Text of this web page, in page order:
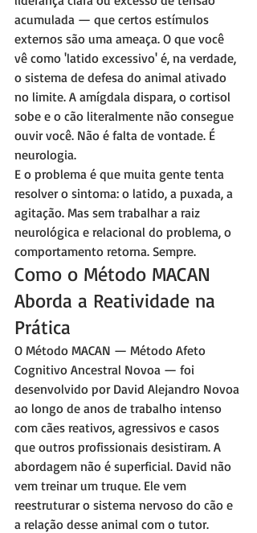
acumulada — que certos estímulos
externos são uma ameaça. O que você
vê como 'latido excessivo' é, na verdade,
o sistema de defesa do animal ativado
no limite. A amígdala dispara, o cortisol
sobe e o cão literalmente não consegue
ouvir você. Não é falta de vontade. É
neurologia.
E o problema é que muita gente tenta
resolver o sintoma: o latido, a puxada, a
agitação. Mas sem trabalhar a raiz
neurológica e relacional do problema, o
comportamento retorna. Sempre.
Como o Método MACAN
Aborda a Reatividade na
Prática
O Método MACAN — Método Afeto
Cognitivo Ancestral Novoa — foi
desenvolvido por David Alejandro Novoa
ao longo de anos de trabalho intenso
com cães reativos, agressivos e casos
que outros profissionais desistiram. A
abordagem não é superficial. David não
vem treinar um truque. Ele vem
reestruturar o sistema nervoso do cão e
a relação desse animal com o tutor.